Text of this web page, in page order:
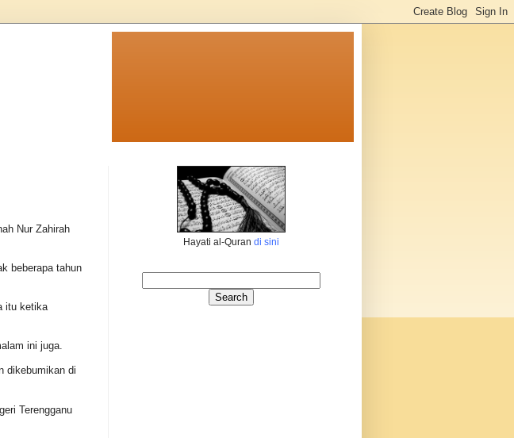
Nur Zahirah
beberapa tahun
itu ketika
ini juga.
dikebumikan di
Terengganu
Hayati al-Quran di sini